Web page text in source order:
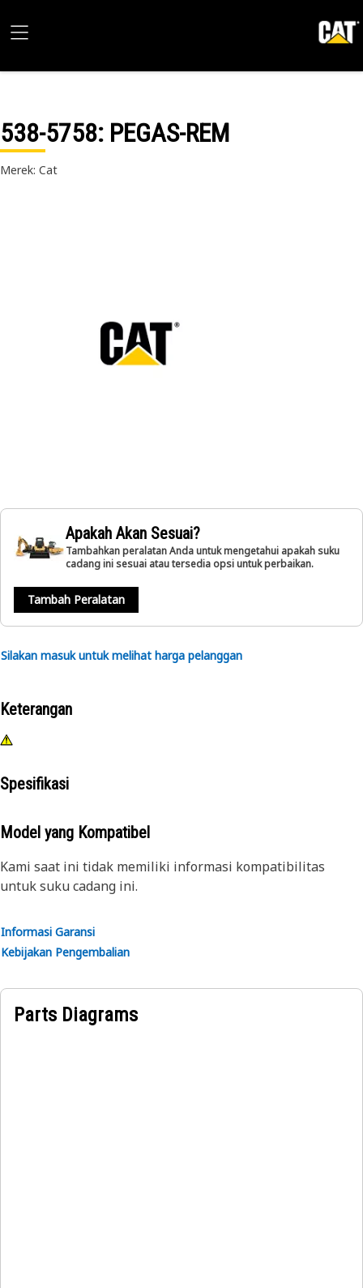
538-5758: PEGAS-REM
Merek: Cat
Apakah Akan Sesuai?
Tambahkan peralatan Anda untuk mengetahui apakah suku
cadang ini sesuai atau tersedia opsi untuk perbaikan.
Tambah Peralatan
Silakan masuk untuk melihat harga pelanggan
Keterangan
Spesifikasi
Model yang Kompatibel
Kami saat ini tidak memiliki informasi kompatibilitas
untuk suku cadang ini.
Informasi Garansi
Kebijakan Pengembalian
Parts Diagrams